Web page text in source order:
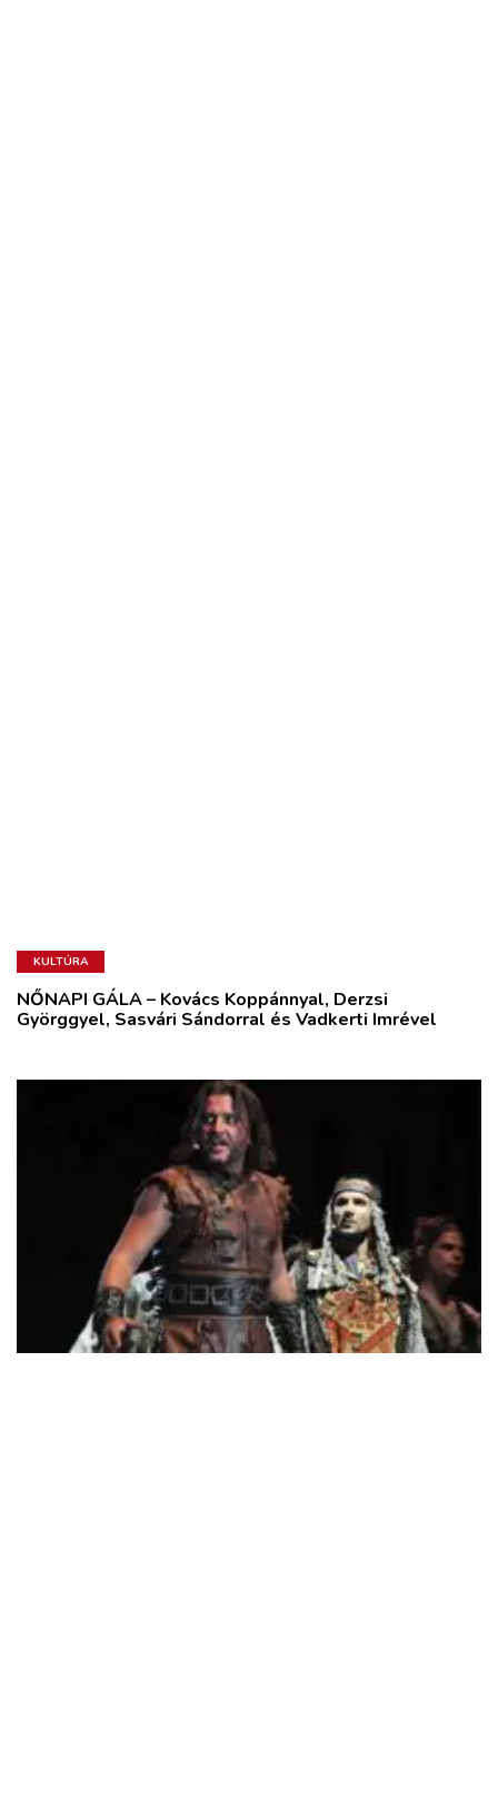
KULTÚRA
NŐNAPI GÁLA – Kovács Koppánnyal, Derzsi
Györggyel, Sasvári Sándorral és Vadkerti Imrével